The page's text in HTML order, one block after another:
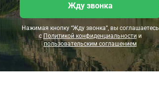
Жду звонка
Нажимая кнопку “Жду звонка”, вы соглашаетесь
сПолитикой конфиденциальности и
пользовательским соглашением